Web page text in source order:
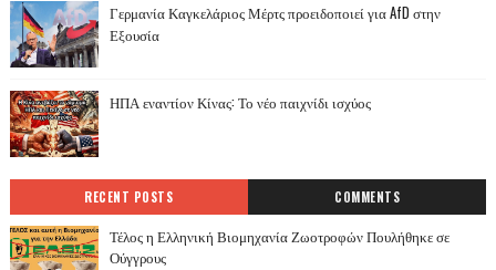
Γερμανία Καγκελάριος Μέρτς προειδοποιεί για AfD στην
Εξουσία
ΗΠΑ εναντίον Κίνας: Το νέο παιχνίδι ισχύος
RECENT POSTS COMMENTS
Τέλος η Ελληνική Βιομηχανία Ζωοτροφών Πουλήθηκε σε
Ούγγρους